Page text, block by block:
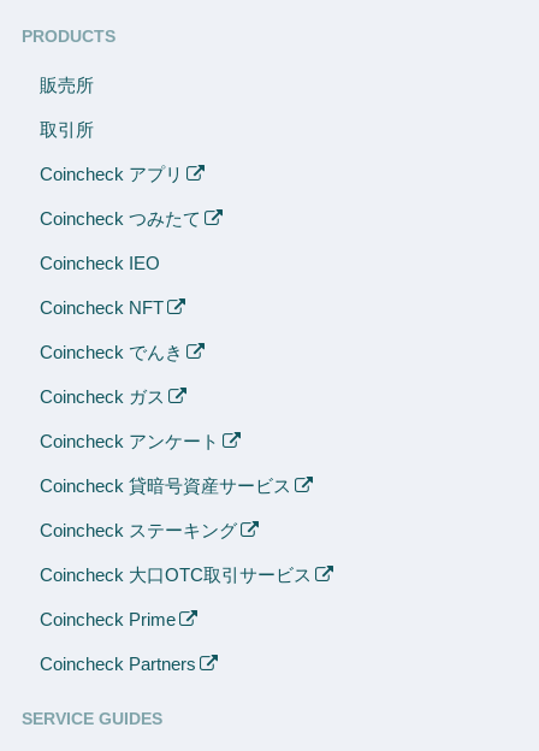
PRODUCTS
販売所
取引所
Coincheck アプリ
Coincheck つみたて
Coincheck IEO
Coincheck NFT
Coincheck でんき
Coincheck ガス
Coincheck アンケート
Coincheck 貸暗号資産サービス
Coincheck ステーキング
Coincheck 大口OTC取引サービス
Coincheck Prime
Coincheck Partners
SERVICE GUIDES